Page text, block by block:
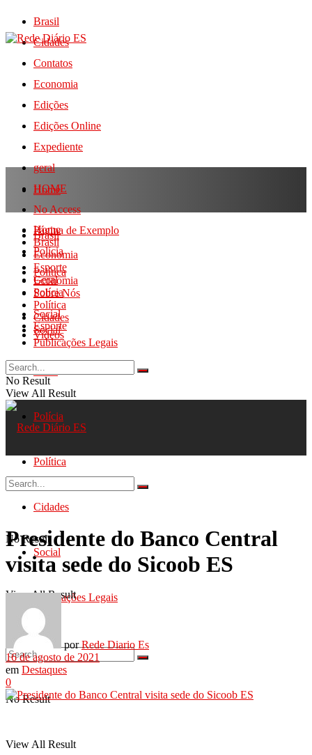
Brasil
Cidades
Contatos
Economia
Edições
Edições Online
Expediente
geral
HOME
No Access
Página de Exemplo
Polícia
Política
Sobre Nós
Social
Videos
Home
Brasil
Economia
Esporte
Geral
Polícia
Política
Cidades
Social
Publicações Legais
No Result
View All Result
Home
Brasil
Economia
Esporte
Geral
Polícia
Política
Cidades
Social
Publicações Legais
No Result
View All Result
No Result
View All Result
Presidente do Banco Central
visita sede do Sicoob ES
por Rede Diario Es
16 de agosto de 2021
em Destaques
0